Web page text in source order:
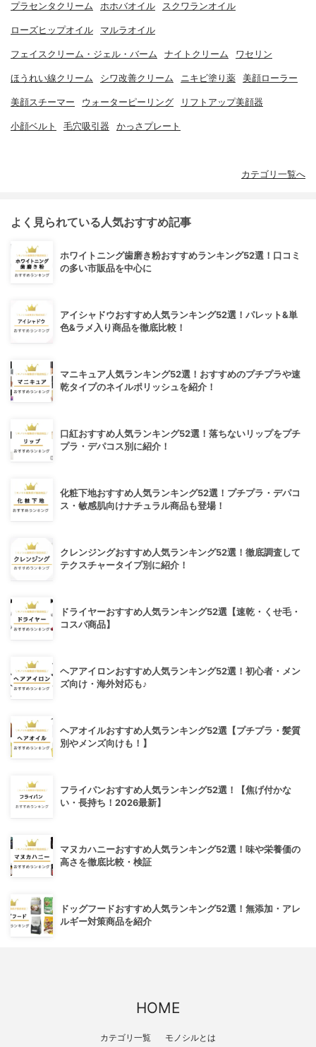
プラセンタクリーム ホホバオイル スクワランオイル
ローズヒップオイル マルラオイル
フェイスクリーム・ジェル・バーム ナイトクリーム ワセリン
ほうれい線クリーム シワ改善クリーム ニキビ塗り薬 美顔ローラー
美顔スチーマー ウォーターピーリング リフトアップ美顔器
小顔ベルト 毛穴吸引器 かっさプレート
カテゴリ一覧へ
よく見られている人気おすすめ記事
ホワイトニング歯磨き粉おすすめランキング52選！口コミ
の多い市販品を中心に
アイシャドウおすすめ人気ランキング52選！パレット&単
色&ラメ入り商品を徹底比較！
マニキュア人気ランキング52選！おすすめのプチプラや速
乾タイプのネイルポリッシュを紹介！
口紅おすすめ人気ランキング52選！落ちないリップをプチ
プラ・デパコス別に紹介！
化粧下地おすすめ人気ランキング52選！プチプラ・デパコ
ス・敏感肌向けナチュラル商品も登場！
クレンジングおすすめ人気ランキング52選！徹底調査して
テクスチャータイプ別に紹介！
ドライヤーおすすめ人気ランキング52選【速乾・くせ毛・
コスパ商品】
ヘアアイロンおすすめ人気ランキング52選！初心者・メン
ズ向け・海外対応も♪
ヘアオイルおすすめ人気ランキング52選【プチプラ・髪質
別やメンズ向けも！】
フライパンおすすめ人気ランキング52選！【焦げ付かな
い・長持ち！2026最新】
マヌカハニーおすすめ人気ランキング52選！味や栄養価の
高さを徹底比較・検証
ドッグフードおすすめ人気ランキング52選！無添加・アレ
ルギー対策商品を紹介
HOME
カテゴリ一覧 モノシルとは